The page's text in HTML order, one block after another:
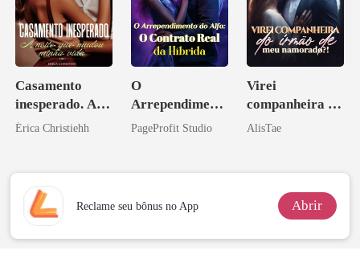
Casamento
inesperado. A
noite que mudou
Érica Christiehh
O
Arrependiment
o do Alfa: O
PageProfit Studio
Virei
companheira do
irmão de meu
AlisTae
Reclame seu bônus no App Abrir